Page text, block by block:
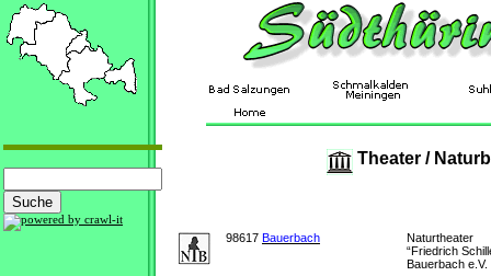
Theater /
98617 Bauerbach
Naturtheater
“Friedrich
Bauerbach e.V.